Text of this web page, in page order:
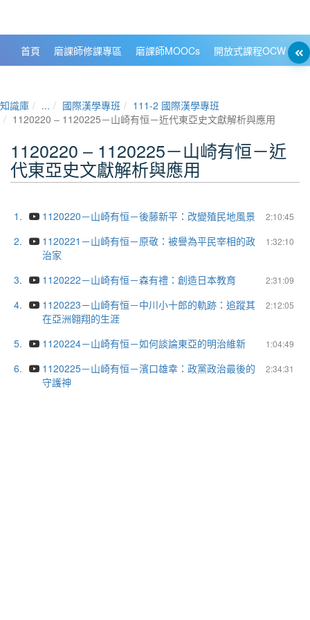
首頁 磨課師修課專區 磨課師MOOCs 開放式課程OCW
知識庫 ... 國際漢學專班
111-2 國際漢學專班
1120220 ‒ 1120225－山崎有恒－近代東亞史文獻解析與應用
1120220 ‒ 1120225－山崎有恒－近
代東亞史文獻解析與應用
1. 2:10:45
1120220－山崎有恒－後藤新平：改變殖民地風景
2.
1:32:10
1120221－山崎有恒－原敬：被譽為平民宰相的政
治家
3.
2:31:09
1120222－山崎有恒－森有禮：創造日本教育
4.
2:12:05
1120223－山崎有恒－中川小十郎的軌跡：追蹤其
在亞洲翱翔的生涯
5.
1:04:49
1120224－山崎有恒－如何談論東亞的明治維新
6.
2:34:31
1120225－山崎有恒－濱口雄幸：政黨政治最後的
守護神